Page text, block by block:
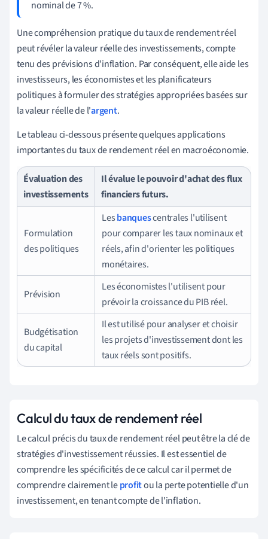
nominal de 7 %.
Une compréhension pratique du taux de rendement réel
peut révéler la valeur réelle des investissements, compte
tenu des prévisions d'inflation. Par conséquent, elle aide les
investisseurs, les économistes et les planificateurs
politiques à formuler des stratégies appropriées basées sur
la valeur réelle de l'argent.
Le tableau ci-dessous présente quelques applications
importantes du taux de rendement réel en macroéconomie.
Évaluation des
investissements
Il évalue le pouvoir d'achat des flux
financiers futurs.
Formulation
des politiques
Lesbanquescentrales l'utilisent
pour comparer les taux nominaux et
réels, afin d'orienter les politiques
monétaires.
Prévision
Les économistes l'utilisent pour
prévoir la croissance du PIB réel.
Budgétisation
du capital
Il est utilisé pour analyser et choisir
les projets d'investissement dont les
taux réels sont positifs.
Calcul du taux de rendement réel
Le calcul précis du taux de rendement réel peut être la clé de
stratégies d'investissement réussies. Il est essentiel de
comprendre les spécificités de ce calcul car il permet de
comprendre clairement leprofitou la perte potentielle d'un
investissement, en tenant compte de l'inflation.